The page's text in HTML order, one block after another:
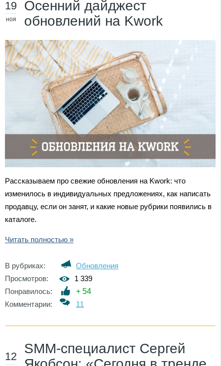
19
ноя
Осенний дайджест
обновлений на Kwork
Рассказываем про свежие обновления на Kwork: что
изменилось в индивидуальных предложениях, как написать
продавцу, если он занят, и какие новые рубрики появились в
каталоге.
Читать полностью »
В рубриках:
Обновления
Просмотров:
1 339
Понравилось:
+ 54
Комментарии:
11
12
SMM-специалист Сергей